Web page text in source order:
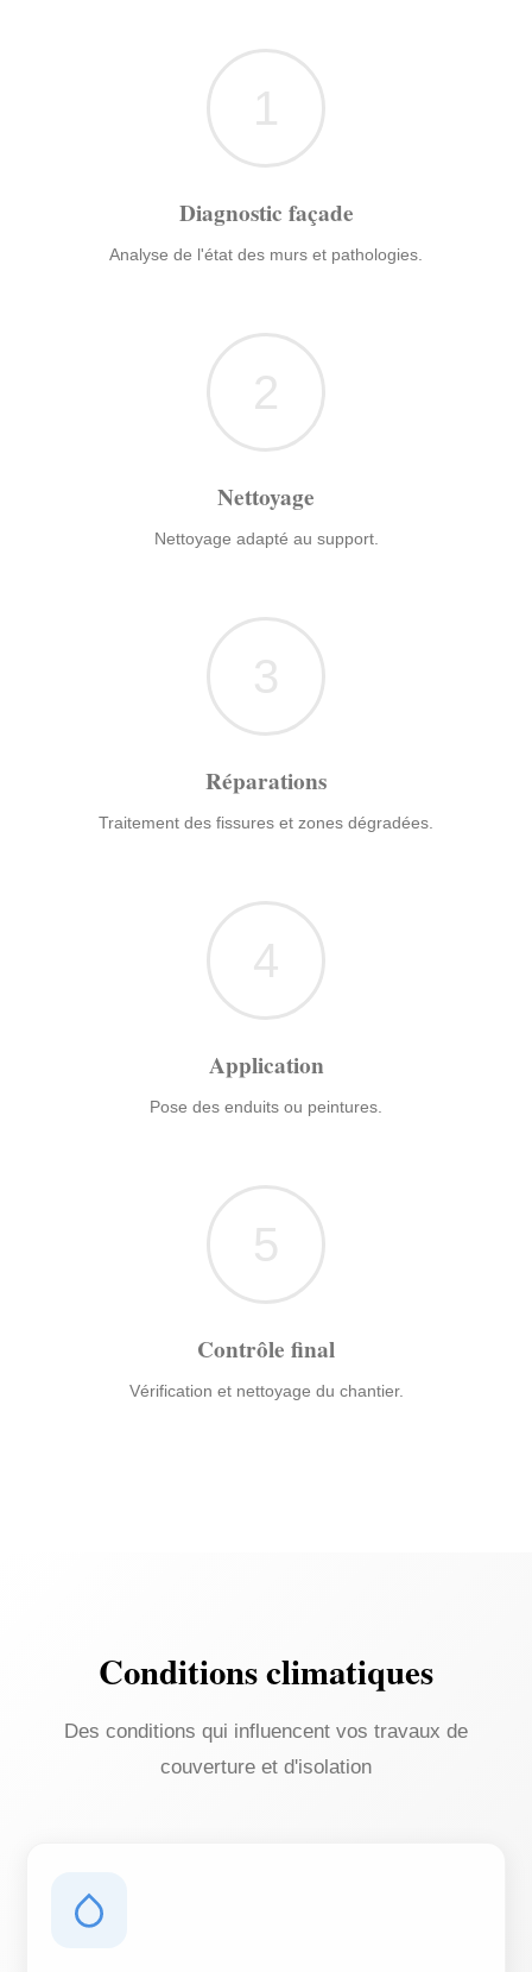
1
Diagnostic façade
Analyse de l'état des murs et pathologies.
2
Nettoyage
Nettoyage adapté au support.
3
Réparations
Traitement des fissures et zones dégradées.
4
Application
Pose des enduits ou peintures.
5
Contrôle final
Vérification et nettoyage du chantier.
Conditions climatiques
Des conditions qui influencent vos travaux de
couverture et d'isolation